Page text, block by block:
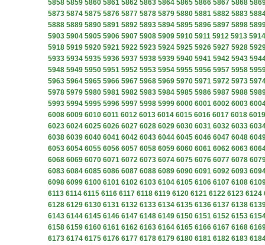
5858 5859 5860 5861 5862 5863 5864 5865 5866 5867 5868
5873 5874 5875 5876 5877 5878 5879 5880 5881 5882 5883
5888 5889 5890 5891 5892 5893 5894 5895 5896 5897 5898
5903 5904 5905 5906 5907 5908 5909 5910 5911 5912 5913 5914
5918 5919 5920 5921 5922 5923 5924 5925 5926 5927 5928
5933 5934 5935 5936 5937 5938 5939 5940 5941 5942 5943
5948 5949 5950 5951 5952 5953 5954 5955 5956 5957 5958
5963 5964 5965 5966 5967 5968 5969 5970 5971 5972 5973
5978 5979 5980 5981 5982 5983 5984 5985 5986 5987 5988
5993 5994 5995 5996 5997 5998 5999 6000 6001 6002 6003
6008 6009 6010 6011 6012 6013 6014 6015 6016 6017 6018 6019
6023 6024 6025 6026 6027 6028 6029 6030 6031 6032 6033
6038 6039 6040 6041 6042 6043 6044 6045 6046 6047 6048
6053 6054 6055 6056 6057 6058 6059 6060 6061 6062 6063
6068 6069 6070 6071 6072 6073 6074 6075 6076 6077 6078
6083 6084 6085 6086 6087 6088 6089 6090 6091 6092 6093
6098 6099 6100 6101 6102 6103 6104 6105 6106 6107 6108
6113 6114 6115 6116 6117 6118 6119 6120 6121 6122 6123 6124
6128 6129 6130 6131 6132 6133 6134 6135 6136 6137 6138
6143 6144 6145 6146 6147 6148 6149 6150 6151 6152 6153
6158 6159 6160 6161 6162 6163 6164 6165 6166 6167 6168
6173 6174 6175 6176 6177 6178 6179 6180 6181 6182 6183